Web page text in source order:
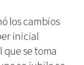
los cambios
inicial
se toma